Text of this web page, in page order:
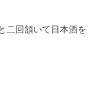
二回頷いて日本酒を